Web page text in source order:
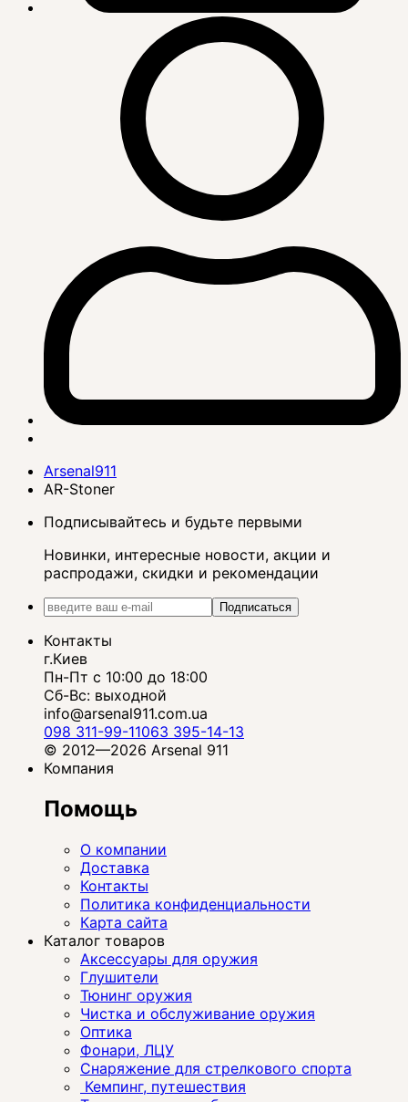
Arsenal911
AR-Stoner
Подписывайтесь и будьте первыми
Новинки, интересные новости, акции и
распродажи, скидки и рекомендации
Подписаться
Контакты
г.Киев
Пн-Пт с 10:00 до 18:00
Сб-Вс: выходной
info@arsenal911.com.ua
098 311-99-11063 395-14-13
© 2012—2026 Arsenal 911
Компания
Помощь
О компании
Доставка
Контакты
Политика конфиденциальности
Карта сайта
Каталог товаров
Аксессуары для оружия
Глушители
Тюнинг оружия
Чистка и обслуживание оружия
Оптика
Фонари, ЛЦУ
Снаряжение для стрелкового спорта
Кемпинг, путешествия